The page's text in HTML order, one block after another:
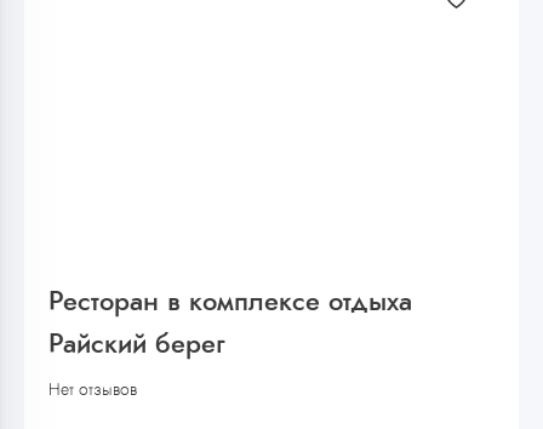
Ресторан в комплексе отдыха
Райский берег
Нет отзывов